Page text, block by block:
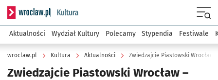
Serwis informacyjny wroclaw.pl podserwis: Kultura
Aktualności Wydział Kultury Polecamy Stypendia Festiwale
wroclaw.pl Kultura Aktualności Zwiedzajcie Piastowski Wrocław
Zwiedzajcie Piastowski Wrocław –